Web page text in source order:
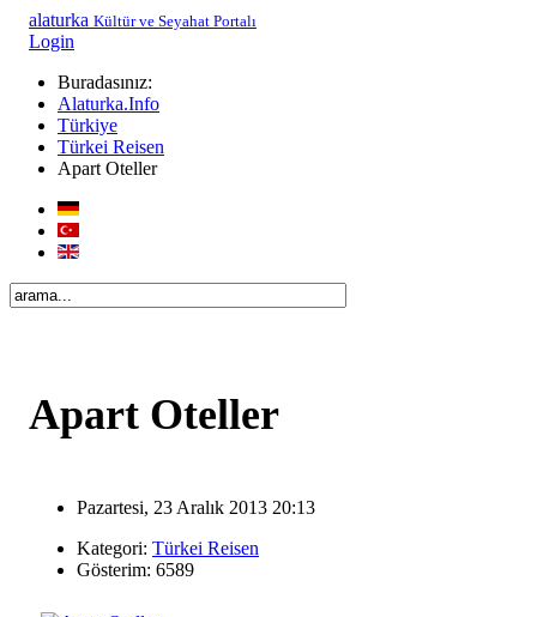
alaturka Kültür ve Seyahat Portalı
Login
Buradasınız:
Alaturka.Info
Türkiye
Türkei Reisen
Apart Oteller
Apart Oteller
Pazartesi, 23 Aralık 2013 20:13
Kategori: Türkei Reisen
Gösterim: 6589